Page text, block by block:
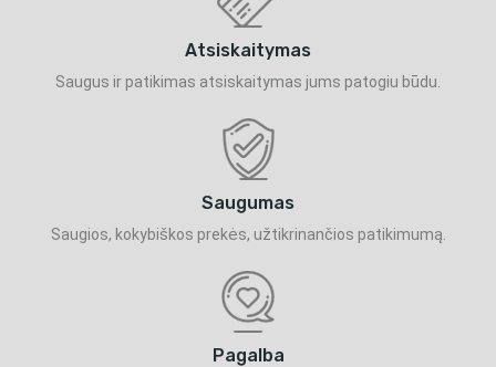
Atsiskaitymas
Saugus ir patikimas atsiskaitymas jums patogiu būdu.
Saugumas
Saugios, kokybiškos prekės, užtikrinančios patikimumą.
Pagalba